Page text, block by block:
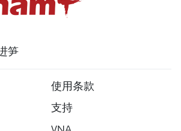
笋
使用条款
支持